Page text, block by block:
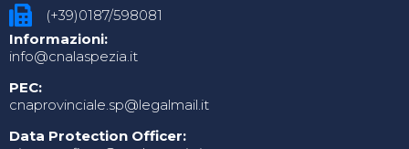
(+39)0187/598081
Informazioni:
info@cnalaspezia.it
PEC:
cnaprovinciale.sp@legalmail.it
Data Protection Officer: